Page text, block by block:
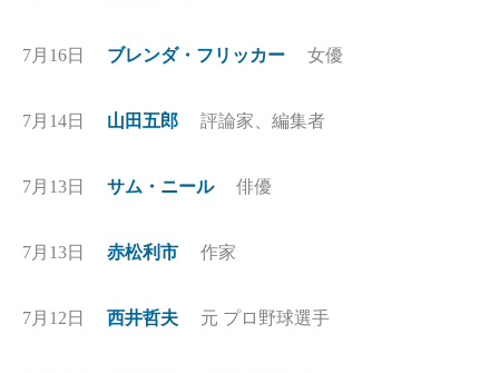
7月16日 ブレンダ・フリッカー 女優
7月14日 山田五郎 評論家、編集者
7月13日 サム・ニール 俳優
7月13日 赤松利市 作家
7月12日 西井哲夫 元 プロ野球選手